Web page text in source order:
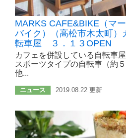
MARKS CAFE&BIKE（マ
バイク）（高松市木太町）
転車屋 ３．１３OPEN
カフェを併設している自転車
スポーツタイプの自転車（約
他...
ニュース 2019.08.22 更新